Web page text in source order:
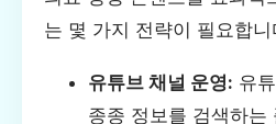
는 몇 가지 전략이 필요합니
유튜브 채널 운영: 유
종종 정보를 검색하는